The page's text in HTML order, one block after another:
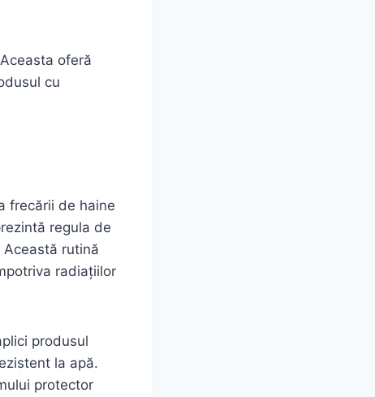
oferă
cu
frecării de haine
regula de
rutină
radiațiilor
produsul
la apă.
protector